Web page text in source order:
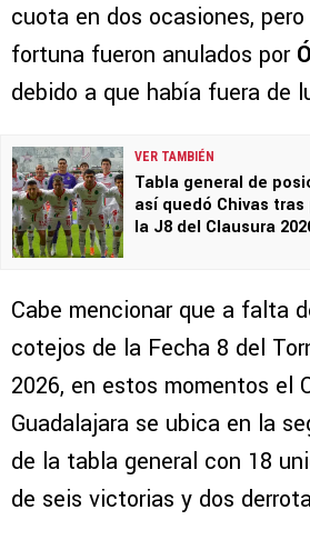
cuota en dos ocasiones,
fortuna fueron anulados por
debido a que había fuera de
VER TAMBIÉN
Tabla general de
así quedó Chivas
la J8 del Clausura
Cabe mencionar que a falta
cotejos de la Fecha 8 del
2026, en estos momentos el
Guadalajara se ubica en la
de la tabla general con 18
de seis victorias y dos